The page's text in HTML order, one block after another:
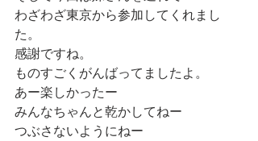
わざわざ東京から参加してくれまし
た。
感謝ですね。
ものすごくがんばってましたよ。
あー楽しかったー
みんなちゃんと乾かしてねー
つぶさないようにねー